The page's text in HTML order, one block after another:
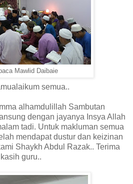
Mawlid Daibaie
semua..
alhamdulillah Sambutan
dengan jayanya Insya Allah
tadi. Untuk makluman semua
mendapat dustur dan keizinan
Shaykh Abdul Razak.. Terima
kasih guru..